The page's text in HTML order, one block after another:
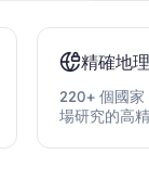
精確地
220+ 個國
場研究的高